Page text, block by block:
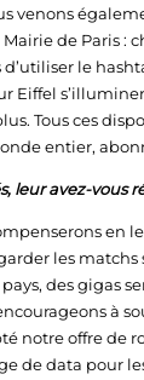
venons
de Paris :
le
Eiffel
Tous ces
entier,
leur avez-vous
en
les matchs
des gigas
à
notre offre de
de data pour